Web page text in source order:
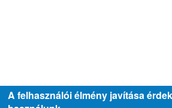
A felhasználói élmény javítása